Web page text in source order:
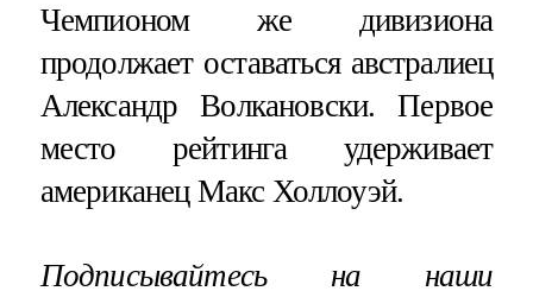
Чемпионом же дивизиона
продолжает оставаться австралиец
Александр Волкановски. Первое
место рейтинга удерживает
американец Макс Холлоуэй.
Подписывайтесь на наши